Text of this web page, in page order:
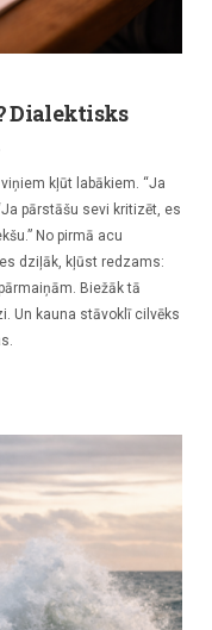
Dialektisks
kļūt labākiem. “Ja
pārstāšu sevi kritizēt, es
No pirmā acu
dziļāk, kļūst redzams:
Biežāk tā
Un kauna stāvoklī cilvēks